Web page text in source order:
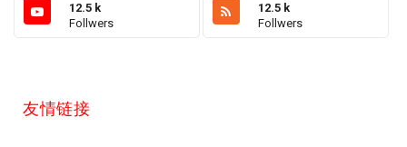
12.5 k
Follwers
12.5 k
Follwers
友情链接